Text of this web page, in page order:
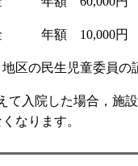
年額 10,000円
区の民生児童委員の
て入院した場合，施
なります。